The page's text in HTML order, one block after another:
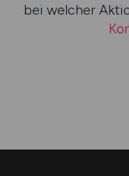
bei welcher